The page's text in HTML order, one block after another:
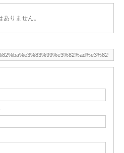
りません。